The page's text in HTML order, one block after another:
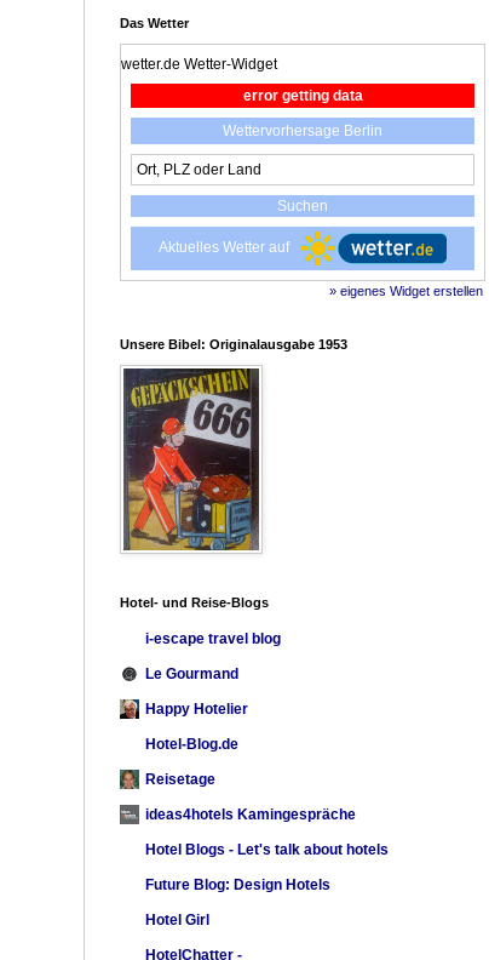
Das Wetter
wetter.de Wetter-Widget
error getting data
Wettervorhersage Berlin
Aktuelles Wetter auf
» eigenes Widget erstellen
Unsere Bibel: Originalausgabe 1953
Hotel- und Reise-Blogs
i-escape travel blog
Le Gourmand
Happy Hotelier
Hotel-Blog.de
Reisetage
ideas4hotels Kamingespräche
Hotel Blogs - Let's talk about hotels
Future Blog: Design Hotels
Hotel Girl
HotelChatter -